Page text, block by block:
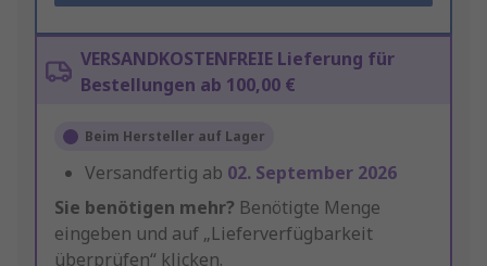
VERSANDKOSTENFREIE Lieferung für
Bestellungen ab 100,00 €
Beim Hersteller auf Lager
Versandfertig ab 02. September 2026
Sie benötigen mehr? Benötigte Menge
eingeben und auf „Lieferverfügbarkeit
überprüfen“ klicken.